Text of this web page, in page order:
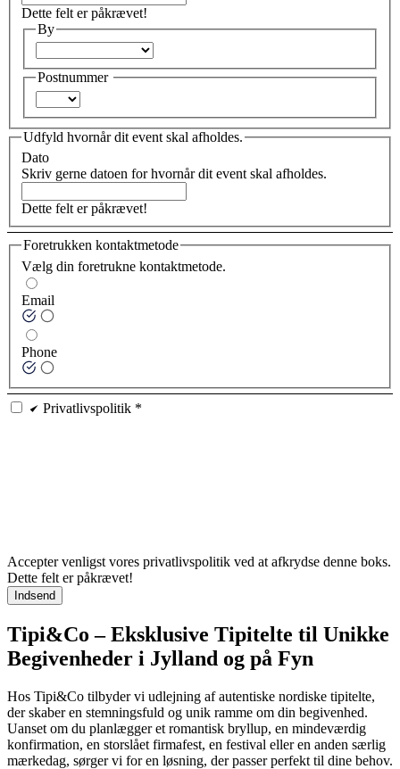
Dette felt er påkrævet!
By
Postnummer
Udfyld hvornår dit event skal afholdes.
Dato
Skriv gerne datoen for hvornår dit event skal afholdes.
Dette felt er påkrævet!
Foretrukken kontaktmetode
Vælg din foretrukne kontaktmetode.
Email
Phone
Privatlivspolitik *
Accepter venligst vores privatlivspolitik ved at afkrydse denne boks.
Dette felt er påkrævet!
Indsend
Tipi&Co – Eksklusive Tipitelte til Unikke
Begivenheder i Jylland og på Fyn
Hos Tipi&Co tilbyder vi udlejning af autentiske nordiske tipitelte,
der skaber en stemningsfuld og unik ramme om din begivenhed.
Uanset om du planlægger et romantisk bryllup, en mindeværdig
konfirmation, en storslået firmafest, en festival eller en anden særlig
mærkedag, sørger vi for en løsning, der passer perfekt til dine behov.